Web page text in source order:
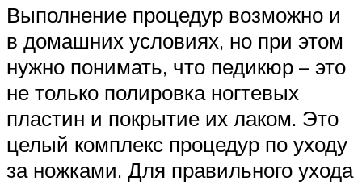
Выполнение процедур возможно и
в домашних условиях, но при этом
нужно понимать, что педикюр – это
не только полировка ногтевых
пластин и покрытие их лаком. Это
целый комплекс процедур по уходу
за ножками. Для правильного ухода